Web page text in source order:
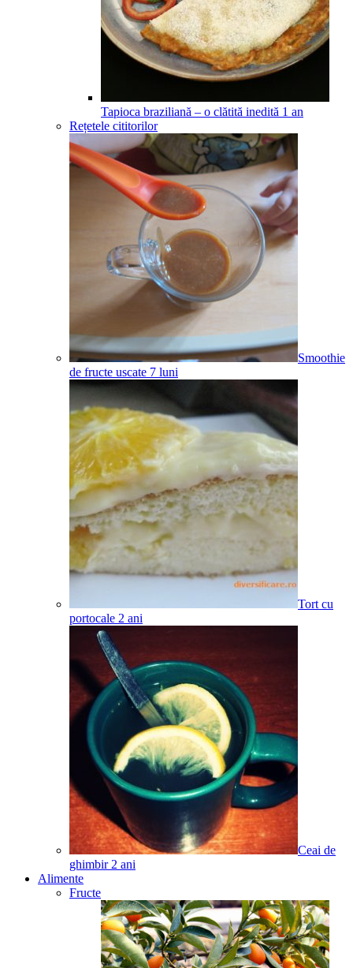
Tapioca braziliană – o clătită inedită 1 an
Rețetele cititorilor
Smoothie
de fructe uscate 7 luni
Tort cu
portocale 2 ani
Ceai de
ghimbir 2 ani
Alimente
Fructe